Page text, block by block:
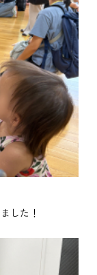
した！